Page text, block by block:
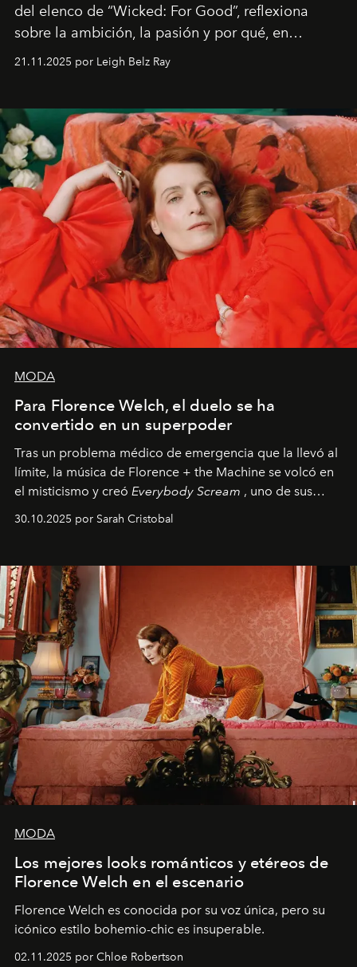
del elenco de “Wicked: For Good”, reflexiona
sobre la ambición, la pasión y por qué, en
ocasiones, la introspección puede esperar. “Es
importa si no lo entienden’”, confiesa.
21.11.2025 por Leigh Belz Ray
MODA
Para Florence Welch, el duelo se ha
convertido en un superpoder
Tras un problema médico de emergencia que la llevó al
límite, la música de Florence + the Machine se volcó en
el misticismo y creó Everybody Scream , uno de sus
álbumes más profundos hasta la fecha.
30.10.2025 por Sarah Cristobal
MODA
Los mejores looks románticos y etéreos de
Florence Welch en el escenario
Florence Welch es conocida por su voz única, pero su
icónico estilo bohemio-chic es insuperable.
02.11.2025 por Chloe Robertson